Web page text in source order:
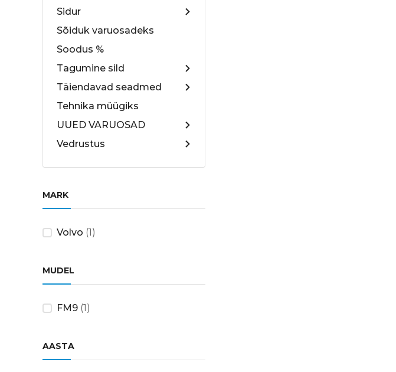
Sidur
Sõiduk varuosadeks
Soodus %
Tagumine sild
Täiendavad seadmed
Tehnika müügiks
UUED VARUOSAD
Vedrustus
MARK
Volvo (1)
MUDEL
FM9 (1)
AASTA